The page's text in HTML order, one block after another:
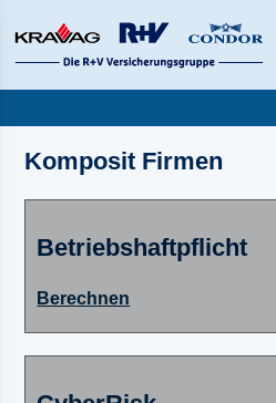
Komposit Firmen
Betriebshaftpflicht
Berechnen